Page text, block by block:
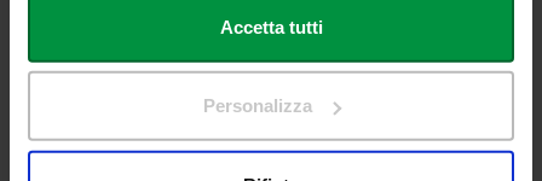
modificare o revocare il proprio consenso in qualsiasi
momento dalla Dichiarazione sui cookie o facendo clic
Con il tuo consenso, vorremmo anche:
raccogliere informazioni sulla tua posizione
Accetta tutti
Personalizza